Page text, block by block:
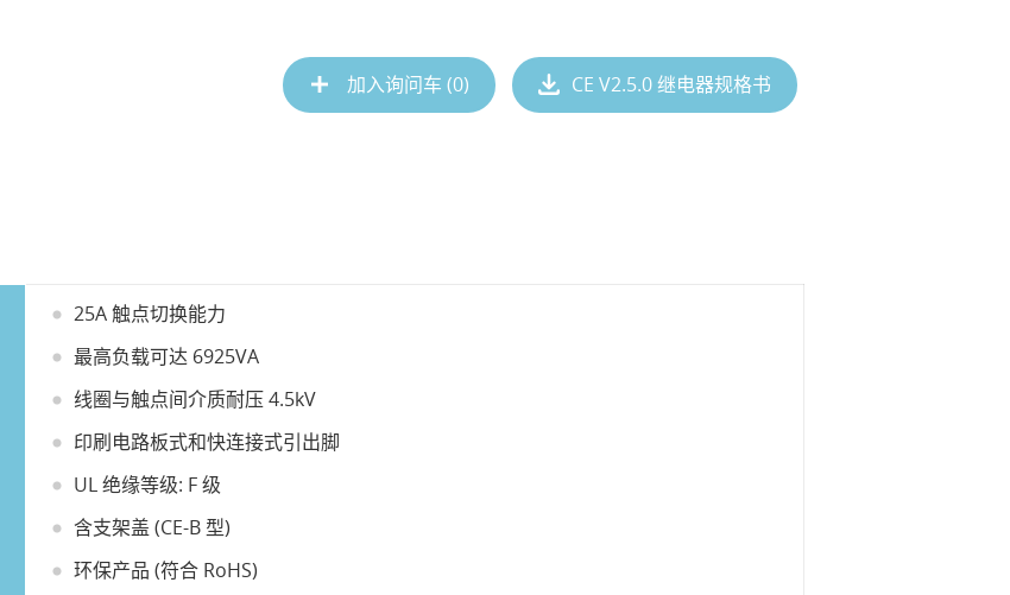
加入询问车 (0) CE V2.5.0 继电器规格书
25A 触点切换能力
最高负载可达 6925VA
线圈与触点间介质耐压 4.5kV
印刷电路板式和快连接式引出脚
UL 绝缘等级: F 级
含支架盖 (CE-B 型)
环保产品 (符合 RoHS)